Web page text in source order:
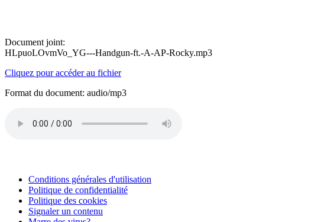
Document joint:
HLpuoLOvmVo_YG---Handgun-ft.-A-AP-Rocky.mp3
Cliquez pour accéder au fichier
Format du document: audio/mp3
Conditions générales d'utilisation
Politique de confidentialité
Politique des cookies
Signaler un contenu